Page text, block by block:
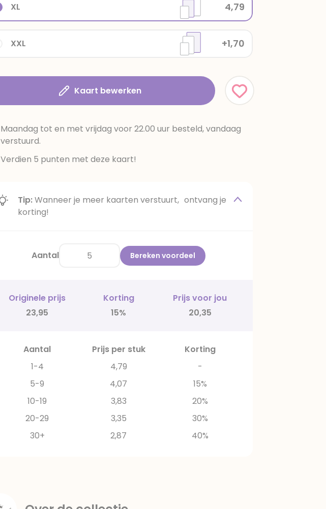
XXL +1,70
XL 4,79
Kaart bewerken
Maandag tot en met vrijdag voor 22.00 uur besteld, vandaag
verstuurd.
Verdien 5 punten met deze kaart!
Tip:Wanneer je meer kaarten verstuurt, ontvang je
korting!
Aantal Bereken voordeel
Originele prijs Korting
Prijs voor jou
23,95
15% 20,35
Aantal Prijs per stuk
Korting
1-4
4,79
-
5-9
4,07
15%
10-19
3,83
20%
20-29
3,35
30%
30+
2,87 40%